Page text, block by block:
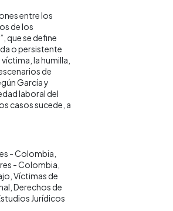
entre los
de los
que se define
o persistente
la humilla,
de
García y
laboral del
casos sucede, a
- Colombia
- Colombia
Víctimas de
Derechos de
Jurídicos